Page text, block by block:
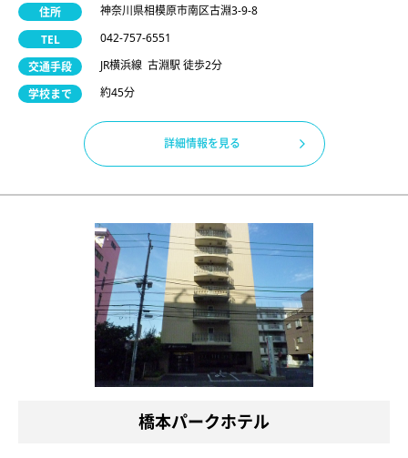
住所
神奈川県相模原市南区古淵3-9-8
TEL
042-757-6551
交通手段
JR横浜線 古淵駅 徒歩2分
学校まで
約45分
詳細情報を見る
橋本パークホテル